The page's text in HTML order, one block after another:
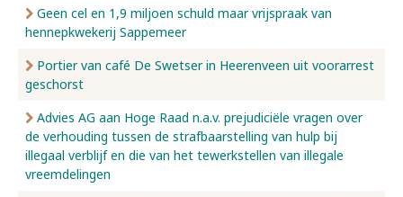
Geen cel en 1,9 miljoen schuld maar vrijspraak van
hennepkwekerij Sappemeer
Portier van café De Swetser in Heerenveen uit voorarrest
geschorst
Advies AG aan Hoge Raad n.a.v. prejudiciële vragen over
de verhouding tussen de strafbaarstelling van hulp bij
illegaal verblijf en die van het tewerkstellen van illegale
vreemdelingen